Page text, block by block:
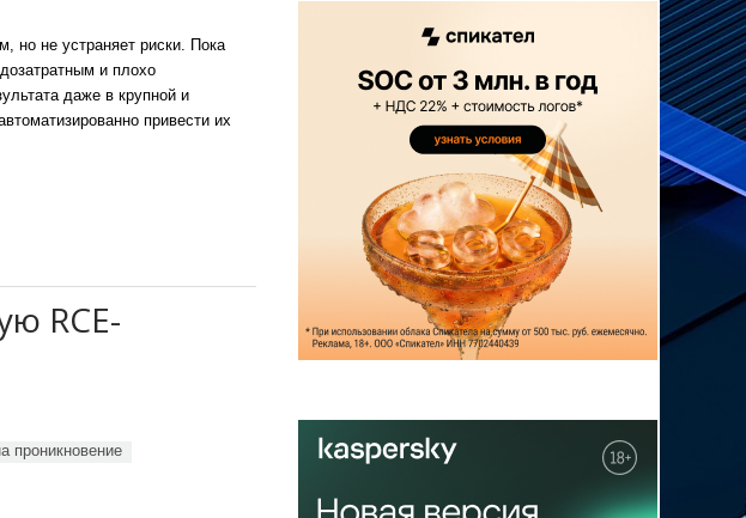
но не устраняет риски. Пока
и плохо
даже в крупной и
привести их
RCE-
проникновение